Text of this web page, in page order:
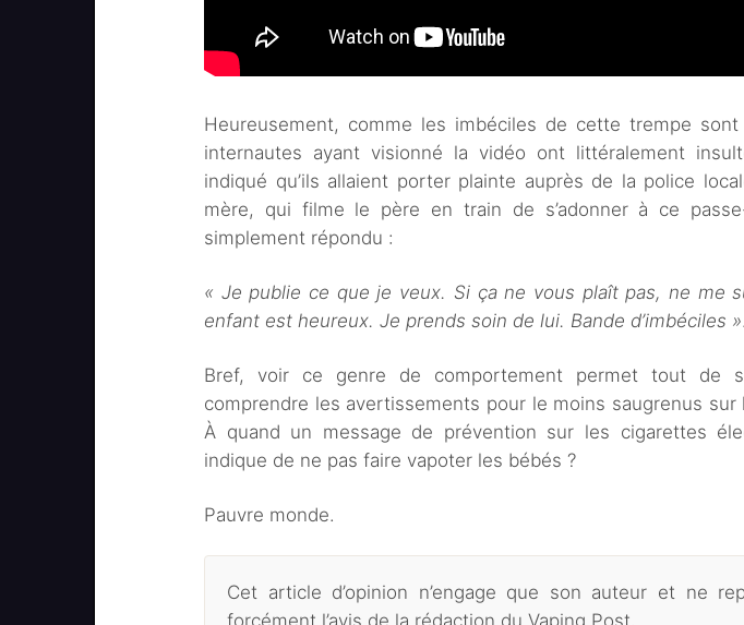
Heureusement, comme les imbéciles de cette trempe
internautes ayant visionné la vidéo ont littéralement
indiqué qu’ils allaient porter plainte auprès de la police
mère, qui filme le père en train de s’adonner à ce
simplement répondu :
« Je publie ce que je veux. Si ça ne vous plaît pas, ne me
enfant est heureux. Je prends soin de lui. Bande d’imbéciles ».
Bref, voir ce genre de comportement permet tout de
comprendre les avertissements pour le moins saugrenus sur
À quand un message de prévention sur les cigarettes
indique de ne pas faire vapoter les bébés ?
Pauvre monde.
Cet article d’opinion n’engage que son auteur et ne
forcément l’avis de la rédaction du Vaping Post.